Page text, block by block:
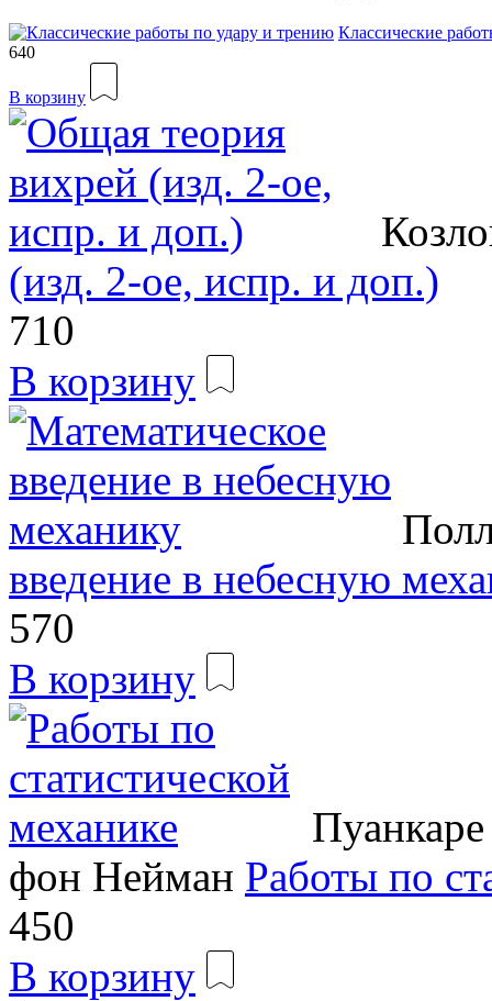
Классические
640
В корзину
(изд. 2-ое, испр. и доп.)
710
В корзину
введение в небесную
570
В корзину
фон Нейман Работы по
450
В корзину